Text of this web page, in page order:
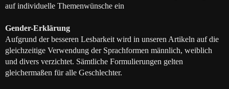
auf individuelle Themenwünsche ein
Gender-Erklärung
Aufgrund der besseren Lesbarkeit wird in unseren Artikeln auf die
gleichzeitige Verwendung der Sprachformen männlich, weiblich
und divers verzichtet. Sämtliche Formulierungen gelten
gleichermaßen für alle Geschlechter.